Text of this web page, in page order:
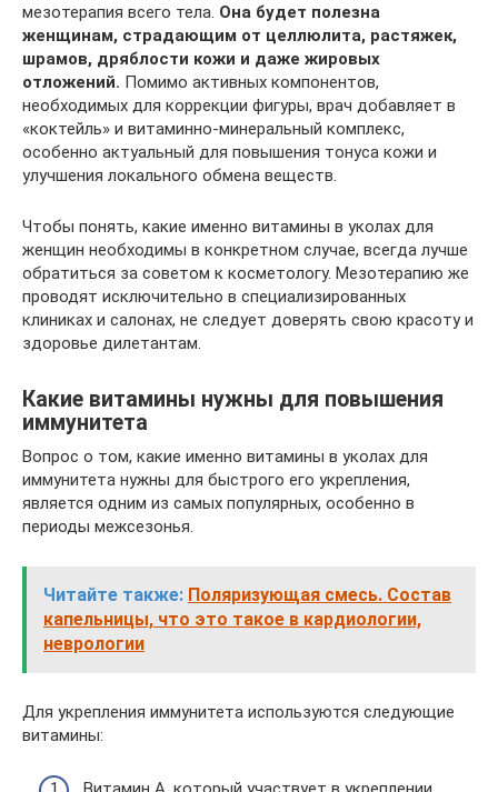
мезотерапия всего тела. Она будет полезна
женщинам, страдающим от целлюлита, растяжек,
шрамов, дряблости кожи и даже жировых
отложений. Помимо активных компонентов,
необходимых для коррекции фигуры, врач добавляет в
«коктейль» и витаминно-минеральный комплекс,
особенно актуальный для повышения тонуса кожи и
улучшения локального обмена веществ.
Чтобы понять, какие именно витамины в уколах для
женщин необходимы в конкретном случае, всегда лучше
обратиться за советом к косметологу. Мезотерапию же
проводят исключительно в специализированных
клиниках и салонах, не следует доверять свою красоту и
здоровье дилетантам.
Какие витамины нужны для повышения
иммунитета
Вопрос о том, какие именно витамины в уколах для
иммунитета нужны для быстрого его укрепления,
является одним из самых популярных, особенно в
периоды межсезонья.
Читайте также: Поляризующая смесь. Состав
капельницы, что это такое в кардиологии,
неврологии
Для укрепления иммунитета используются следующие
витамины: